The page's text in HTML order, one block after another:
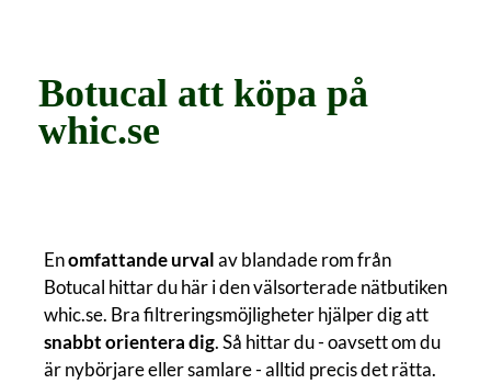
Botucal att köpa på
whic.se
Enomfattande urvalav blandade rom från
Botucal hittar du här i den välsorterade nätbutiken
whic.se. Bra filtreringsmöjligheter hjälper dig att
snabbt orientera dig. Så hittar du - oavsett om du
är nybörjare eller samlare - alltid precis det rätta.